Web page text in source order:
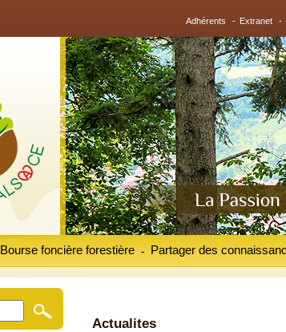
Adhérents - Extranet -
Bourse foncière forestière Partager des
-
Actualites